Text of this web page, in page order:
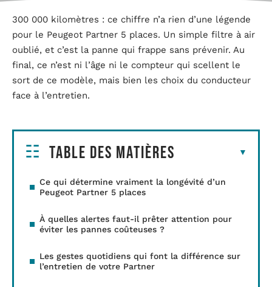
300 000 kilomètres : ce chiffre n’a rien d’une légende
pour le Peugeot Partner 5 places. Un simple filtre à air
oublié, et c’est la panne qui frappe sans prévenir. Au
final, ce n’est ni l’âge ni le compteur qui scellent le
sort de ce modèle, mais bien les choix du conducteur
face à l’entretien.
Table des matières
Ce qui détermine vraiment la longévité d’un
Peugeot Partner 5 places
À quelles alertes faut-il prêter attention pour
éviter les pannes coûteuses ?
Les gestes quotidiens qui font la différence sur
l’entretien de votre Partner